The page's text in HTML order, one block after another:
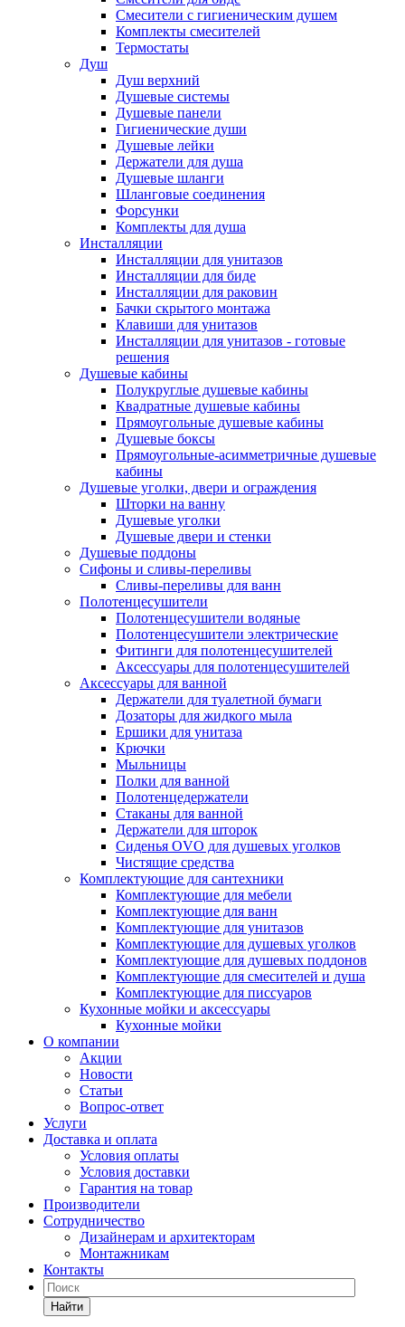
Смесители с гигиеническим душем
Комплекты смесителей
Термостаты
Душ
Душ верхний
Душевые системы
Душевые панели
Гигиенические души
Душевые лейки
Держатели для душа
Душевые шланги
Шланговые соединения
Форсунки
Комплекты для душа
Инсталляции
Инсталляции для унитазов
Инсталляции для биде
Инсталляции для раковин
Бачки скрытого монтажа
Клавиши для унитазов
Инсталляции для унитазов - готовые
решения
Душевые кабины
Полукруглые душевые кабины
Квадратные душевые кабины
Прямоугольные душевые кабины
Душевые боксы
Прямоугольные-асимметричные душевые
кабины
Душевые уголки, двери и ограждения
Шторки на ванну
Душевые уголки
Душевые двери и стенки
Душевые поддоны
Сифоны и сливы-переливы
Сливы-переливы для ванн
Полотенцесушители
Полотенцесушители водяные
Полотенцесушители электрические
Фитинги для полотенцесушителей
Аксессуары для полотенцесушителей
Аксессуары для ванной
Держатели для туалетной бумаги
Дозаторы для жидкого мыла
Ершики для унитаза
Крючки
Мыльницы
Полки для ванной
Полотенцедержатели
Стаканы для ванной
Держатели для шторок
Сиденья OVO для душевых уголков
Чистящие средства
Комплектующие для сантехники
Комплектующие для мебели
Комплектующие для ванн
Комплектующие для унитазов
Комплектующие для душевых уголков
Комплектующие для душевых поддонов
Комплектующие для смесителей и душа
Комплектующие для писсуаров
Кухонные мойки и аксессуары
Кухонные мойки
О компании
Акции
Новости
Статьи
Вопрос-ответ
Услуги
Доставка и оплата
Условия оплаты
Условия доставки
Гарантия на товар
Производители
Сотрудничество
Дизайнерам и архитекторам
Монтажникам
Контакты
Найти